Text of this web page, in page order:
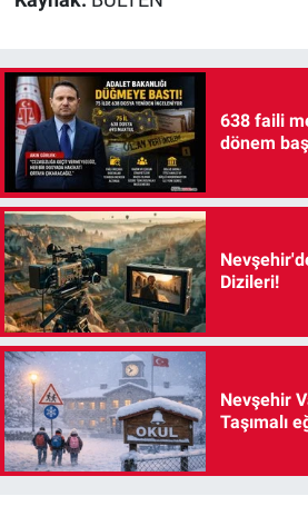
638 faili
dönem
Dizileri!
Nevşehir
Taşımalı